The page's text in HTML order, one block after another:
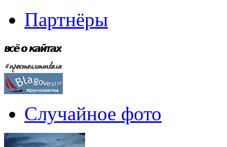
Партнёры
Случайное фото